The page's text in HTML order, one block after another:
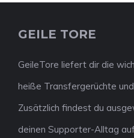
GEILE TORE
GeileTore liefert dir die
heiße Transfergerüchte
Zusätzlich findest du
deinen Supporter-Alltag